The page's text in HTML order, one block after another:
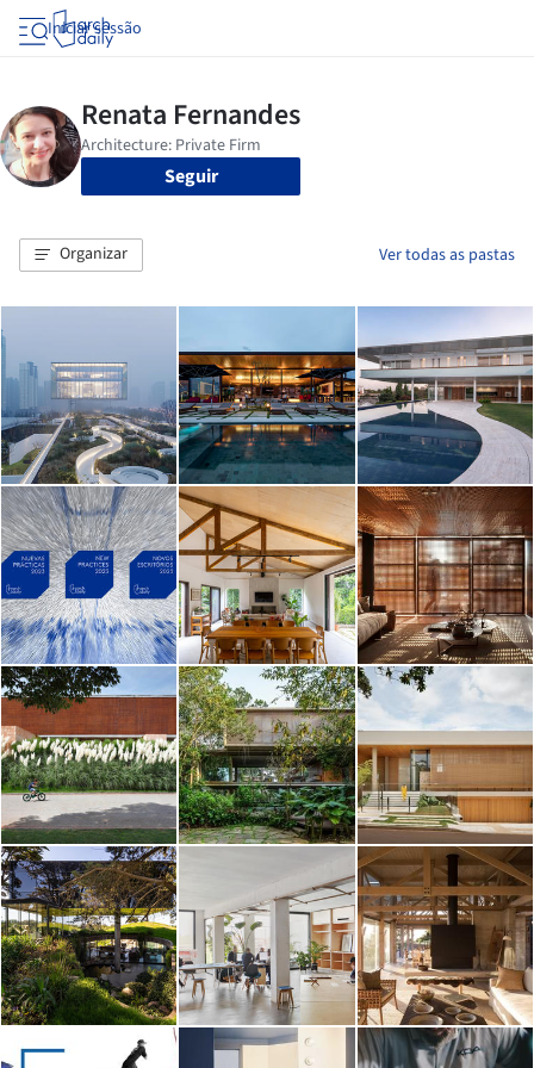
Iniciar sessão
Seguir
Organizar Ver todas as pastas